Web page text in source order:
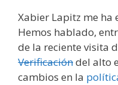
Xabier Lapitz me ha
Hemos hablado,
de la reciente visita
Verificacióndel alto
cambios en la